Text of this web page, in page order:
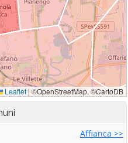
Affianca >>